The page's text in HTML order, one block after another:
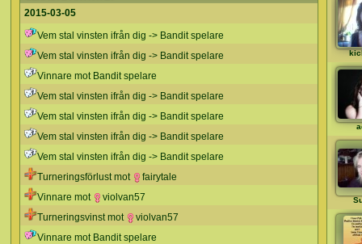
2015-03-05
Vem stal vinsten ifrån dig -> Bandit spelare
Vem stal vinsten ifrån dig -> Bandit spelare
Vinnare mot Bandit spelare
Vem stal vinsten ifrån dig -> Bandit spelare
Vem stal vinsten ifrån dig -> Bandit spelare
Vem stal vinsten ifrån dig -> Bandit spelare
Vem stal vinsten ifrån dig -> Bandit spelare
Turneringsförlust mot
fairytale
Vinnare mot
violvan57
Turneringsvinst mot
violvan57
Vinnare mot Bandit spelare